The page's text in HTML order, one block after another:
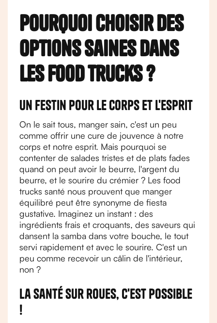
Pourquoi choisir des
options saines dans
les food trucks ?
Un festin pour le corps et l'esprit
On le sait tous, manger sain, c'est un peu
comme offrir une cure de jouvence à notre
corps et notre esprit. Mais pourquoi se
contenter de salades tristes et de plats fades
quand on peut avoir le beurre, l'argent du
beurre, et le sourire du crémier ? Les food
trucks santé nous prouvent que manger
équilibré peut être synonyme de fiesta
gustative. Imaginez un instant : des
ingrédients frais et croquants, des saveurs qui
dansent la samba dans votre bouche, le tout
servi rapidement et avec le sourire. C'est un
peu comme recevoir un câlin de l'intérieur,
non ?
La santé sur roues, c'est possible
!